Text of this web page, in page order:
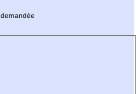
demandée